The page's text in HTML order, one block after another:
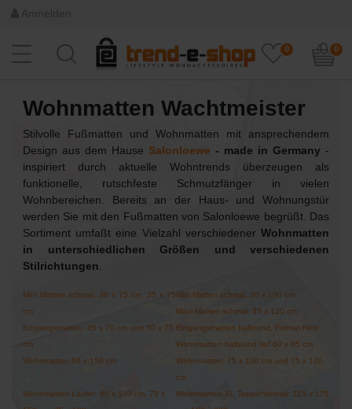
0 0
Wohnmatten Wachtmeister
Stilvolle Fußmatten und Wohnmatten mit ansprechendem
Design aus dem Hause Salonloewe - made in Germany -
inspiriert durch aktuelle Wohntrends überzeugen als
funktionelle, rutschfeste Schmutzfänger in vielen
Wohnbereichen. Bereits an der Haus- und Wohnungstür
werden Sie mit den Fußmatten von Salonloewe begrüßt. Das
Sortiment umfaßt eine Vielzahl verschiedener Wohnmatten
in unterschiedlichen Größen und verschiedenen
Stilrichtungen
Mini Matten schmal: 30 x 75 cm, 35 x 75
cm
Midi Matten schmal: 30 x 100 cm
Maxi Matten schmal: 35 x 120 cm
Eingangsmatten: 45 x 70 cm und 50 x 75
cm
Eingangsmatten halbrund, Format Herz
Wohnmatten halbrund tief 60 x 85 cm
Wohnmatten 60 x 150 cm
Wohnmatten: 75 x 100 cm und 75 x 120
cm
Wohnmatten Läufer: 60 x 180 cm, 75 x
Wohnmatten XL Teppichformat: 115 x 175